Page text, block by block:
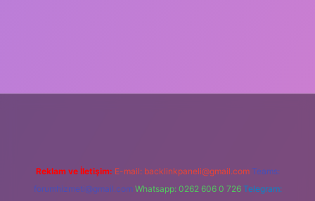
Reklam ve İletişim: E-mail: backlinkpaneli@gmail.com Teams:
forumhizmeti@gmail.com Whatsapp: 0262 606 0 726 Telegram: